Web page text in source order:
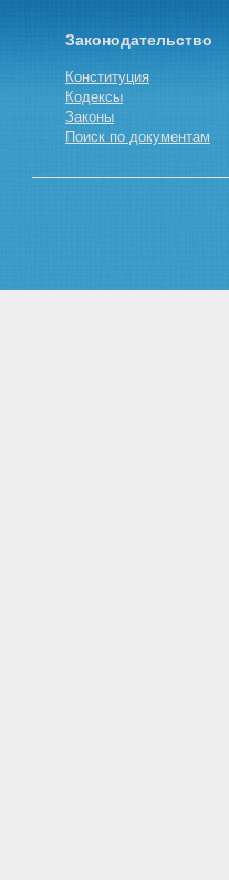
Законодательство
Конституция
Кодексы
Законы
Поиск по документам